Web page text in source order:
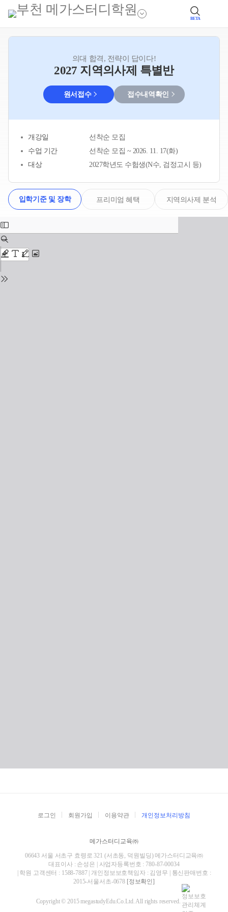
BETA
의대 합격, 전략이 답이다!
2027 지역의사제 특별반
원서접수 접수내역확인
개강일
선착순 모집
수업 기간
선착순 모집 ~ 2026. 11. 17(화)
대상
2027학년도 수험생(N수, 검정고시 등)
입학기준 및 장학 프리미엄 혜택 지역의사제 분석
로그인 회원가입 이용약관 개인정보처리방침
메가스터디교육㈜
06643 서울 서초구 효령로 321 (서초동, 덕원빌딩) 메가스터디교육㈜
대표이사 : 손성은 | 사업자등록번호 : 780-87-00034
| 학원 고객센터 : 1588-7887 | 개인정보보호책임자 : 김영무 | 통신판매번호 :
2015-서울서초-0678 [정보확인]
Copyright © 2015 megastudyEdu.Co.Ltd. All rights reserved.